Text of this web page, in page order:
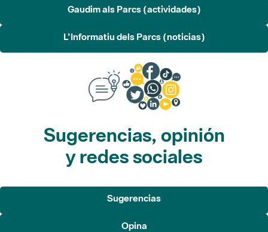
Gaudim als Parcs (actividades)
L'Informatiu dels Parcs (noticias)
Sugerencias, opinión
y redes sociales
Sugerencias
Opina